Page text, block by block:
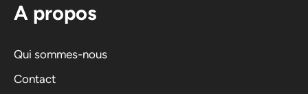
a
i
e
A propos
Qui sommes-nous
Contact